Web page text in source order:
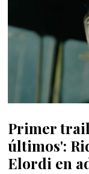
Primer
últimos':
Elordi en